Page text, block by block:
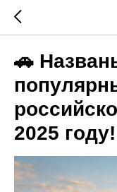
🚗
2025 году!